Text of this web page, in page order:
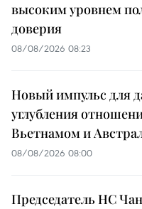
высоким уровнем
доверия
08/08/2026 08:23
Новый импульс для
углубления
Вьетнамом и
08/08/2026 08:00
Председатель НС